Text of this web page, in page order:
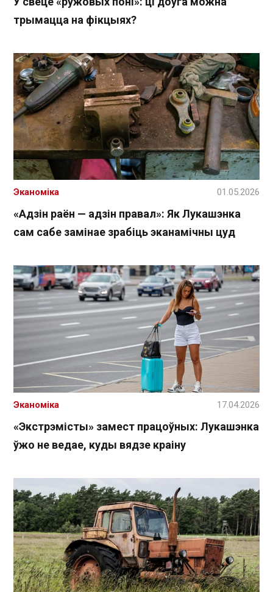
трымацца на фікцыях?
«Адзін раён — адзін правал»: Як Лукашэнка
сам сабе замінае зрабіць эканамічны цуд
Эканоміка 01.05.2026
«Экстрэмісты» замест працоўных: Лукашэнка
ўжо не ведае, куды вядзе краіну
Эканоміка 17.04.2026